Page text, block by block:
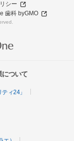
シー
歯科 byGMO
について
ィ24」